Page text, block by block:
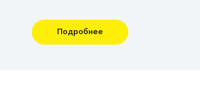
Подробнее